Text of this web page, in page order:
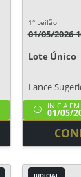
1° Leilão
01/05/2026
Lote Único
Lance
INICIA EM
01/05/
JUDICIAL